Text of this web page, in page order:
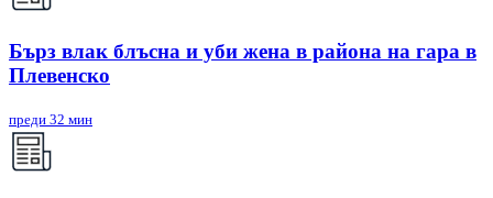
Бърз влак блъсна и уби жена в района на гара в
Плевенско
преди 32 мин